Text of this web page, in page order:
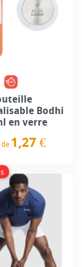
Bodhi
en verre
1,27 €